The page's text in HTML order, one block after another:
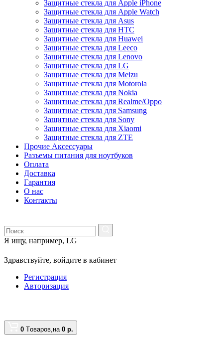
Защитные стекла для Apple iPhone
Защитные стекла для Apple Watch
Защитные стекла для Asus
Защитные стекла для HTC
Защитные стекла для Huawei
Защитные стекла для Leeco
Защитные стекла для Lenovo
Защитные стекла для LG
Защитные стекла для Meizu
Защитные стекла для Motorola
Защитные стекла для Nokia
Защитные стекла для Realme/Oppo
Защитные стекла для Samsung
Защитные стекла для Sony
Защитные стекла для Xiaomi
Защитные стекла для ZTE
Прочие Аксессуары
Разъемы питания для ноутбуков
Оплата
Доставка
Гарантия
О нас
Контакты
Я ищу, например, LG
Здравствуйте, войдите в кабинет
Регистрация
Авторизация
0 Tоваров,на 0 р.